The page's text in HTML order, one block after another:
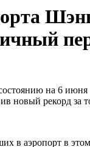
на 6
новый рекорд за
в аэропорт в